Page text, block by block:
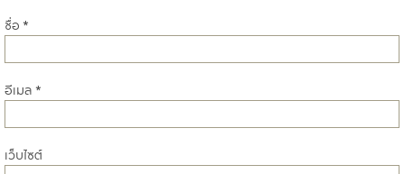
ชื่อ *
อีเมล *
เว็บไซต์